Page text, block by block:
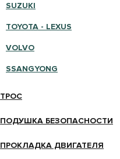
SUZUKI
TOYOTA - LEXUS
VOLVO
SSANGYONG
ТРОС
ПОДУШКА БЕЗОПАСНОСТИ
ПРОКЛАДКА ДВИГАТЕЛЯ